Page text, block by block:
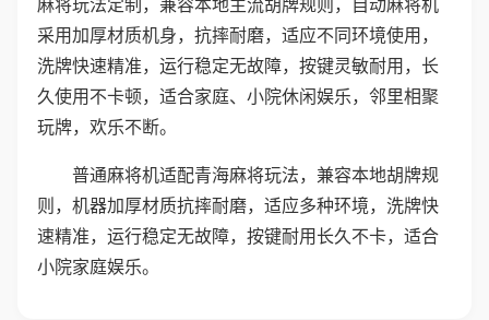
采用加厚材质机身，抗摔耐磨，适应不同环境使用，
洗牌快速精准，运行稳定无故障，按键灵敏耐用，长
久使用不卡顿，适合家庭、小院休闲娱乐，邻里相聚
玩牌，欢乐不断。
普通麻将机适配青海麻将玩法，兼容本地胡牌规
则，机器加厚材质抗摔耐磨，适应多种环境，洗牌快
速精准，运行稳定无故障，按键耐用长久不卡，适合
小院家庭娱乐。